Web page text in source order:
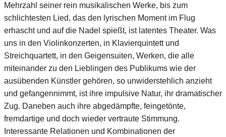
Mehrzahl seiner rein musikalischen Werke, bis zum
schlichtesten Lied, das den lyrischen Moment im Flug
erhascht und auf die Nadel spießt, ist latentes Theater. Was
uns in den Violinkonzerten, in Klavierquintett und
Streichquartett, in den Geigensuiten, Werken, die alle
miteinander zu den Lieblingen des Publikums wie der
ausübenden Künstler gehören, so unwiderstehlich anzieht
und gefangennimmt, ist ihre impulsive Natur, ihr dramatischer
Zug. Daneben auch ihre abgedämpfte, feingetönte,
fremdartige und doch wieder vertraute Stimmung.
Interessante Relationen und Kombinationen der